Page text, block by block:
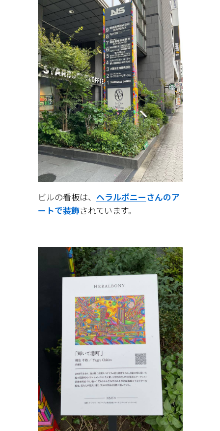
ビルの看板は、 ヘラルボニーさんのア
ートで装飾されています。